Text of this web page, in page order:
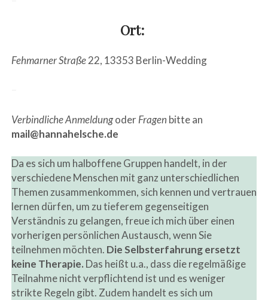
Ort:
Fehmarner Straße22, 13353 Berlin-Wedding
Verbindliche AnmeldungoderFragen bitte an
mail@hannahelsche.de
Da es sich um halboffene Gruppen handelt, in der
verschiedene Menschen mit ganz unterschiedlichen
Themen zusammenkommen, sich kennen und vertrauen
lernen dürfen, um zu tieferem gegenseitigen
Verständnis zu gelangen, freue ich mich über einen
vorherigen persönlichen Austausch, wenn Sie
teilnehmen möchten. Die Selbsterfahrung ersetzt
keine Therapie. Das heißt u.a., dass die regelmäßige
Teilnahme nicht verpflichtend ist und es weniger
strikte Regeln gibt. Zudem handelt es sich um